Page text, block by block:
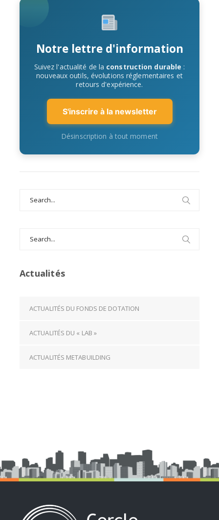
Notre lettre d'information
Suivez l'actualité de la construction durable :
nouveaux outils, évolutions réglementaires et
retours d'expérience.
S'inscrire à la newsletter
Désinscription à tout moment
Actualités
ACTUALITÉS DU FONDS DE DOTATION
ACTUALITÉS DU « LAB »
ACTUALITÉS METABUILDING